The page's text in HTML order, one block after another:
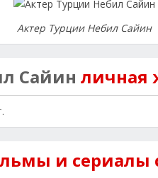
Актер Турции Небил Сайин
Сайин личная
и сериалы